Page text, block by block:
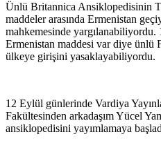
Ünlü Britannica Ansiklopedisinin
maddeler arasında Ermenistan
mahkemesinde
Ermenistan maddesi var diye ünlü
ülkeye girişini yasaklayabiliyordu.
12 Eylül günlerinde Vardiya
Fakültesinden arkadaşım Yücel
ansiklopedisini yayımlamaya